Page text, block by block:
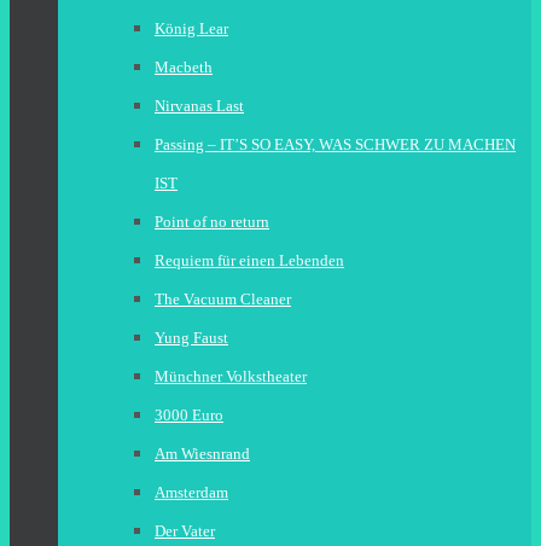
König Lear
Macbeth
Nirvanas Last
Passing – IT’S SO EASY, WAS SCHWER ZU MACHEN
IST
Point of no return
Requiem für einen Lebenden
The Vacuum Cleaner
Yung Faust
Münchner Volkstheater
3000 Euro
Am Wiesnrand
Amsterdam
Der Vater